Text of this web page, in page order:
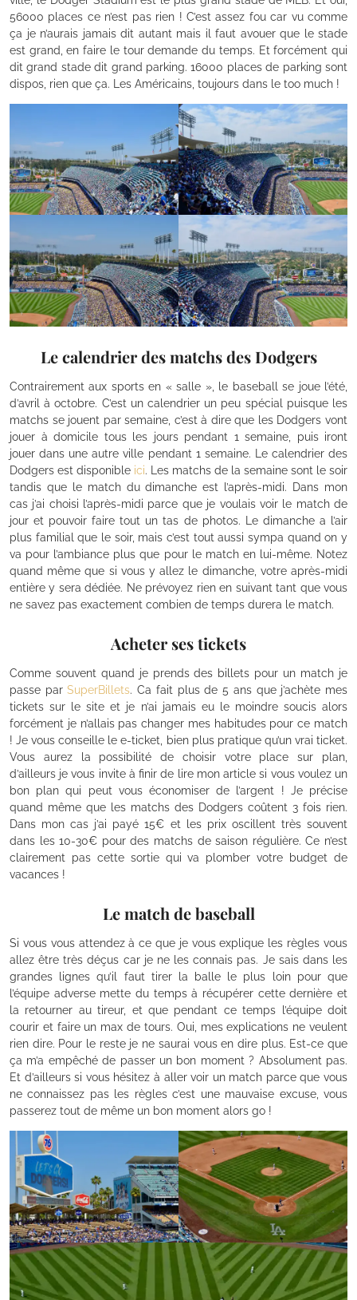
56000 places ce n’est pas rien ! C’est assez fou car vu comme
ça je n’aurais jamais dit autant mais il faut avouer que le stade
est grand, en faire le tour demande du temps. Et forcément qui
dit grand stade dit grand parking. 16000 places de parking sont
dispos, rien que ça. Les Américains, toujours dans le too much !
Le calendrier des matchs des Dodgers
Contrairement aux sports en « salle », le baseball se joue l’été,
d’avril à octobre. C’est un calendrier un peu spécial puisque les
matchs se jouent par semaine, c’est à dire que les Dodgers vont
jouer à domicile tous les jours pendant 1 semaine, puis iront
jouer dans une autre ville pendant 1 semaine. Le calendrier des
Dodgers est disponible ici. Les matchs de la semaine sont le soir
tandis que le match du dimanche est l’après-midi. Dans mon
cas j’ai choisi l’après-midi parce que je voulais voir le match de
jour et pouvoir faire tout un tas de photos. Le dimanche a l’air
plus familial que le soir, mais c’est tout aussi sympa quand on y
va pour l’ambiance plus que pour le match en lui-même. Notez
quand même que si vous y allez le dimanche, votre après-midi
entière y sera dédiée. Ne prévoyez rien en suivant tant que vous
ne savez pas exactement combien de temps durera le match.
Acheter ses tickets
Comme souvent quand je prends des billets pour un match je
passe parSuperBillets. Ca fait plus de 5 ans que j’achète mes
tickets sur le site et je n’ai jamais eu le moindre soucis alors
forcément je n’allais pas changer mes habitudes pour ce match
! Je vous conseille le e-ticket, bien plus pratique qu’un vrai ticket.
Vous aurez la possibilité de choisir votre place sur plan,
d’ailleurs je vous invite à finir de lire mon article si vous voulez un
bon plan qui peut vous économiser de l’argent ! Je précise
quand même que les matchs des Dodgers coûtent 3 fois rien.
Dans mon cas j’ai payé 15€ et les prix oscillent très souvent
dans les 10-30€ pour des matchs de saison régulière. Ce n’est
clairement pas cette sortie qui va plomber votre budget de
vacances !
Le match de baseball
Si vous vous attendez à ce que je vous explique les règles vous
allez être très déçus car je ne les connais pas. Je sais dans les
grandes lignes qu’il faut tirer la balle le plus loin pour que
l’équipe adverse mette du temps à récupérer cette dernière et
la retourner au tireur, et que pendant ce temps l’équipe doit
courir et faire un max de tours. Oui, mes explications ne veulent
rien dire. Pour le reste je ne saurai vous en dire plus. Est-ce que
ça m’a empêché de passer un bon moment ? Absolument pas.
Et d’ailleurs si vous hésitez à aller voir un match parce que vous
ne connaissez pas les règles c’est une mauvaise excuse, vous
passerez tout de même un bon moment alors go !